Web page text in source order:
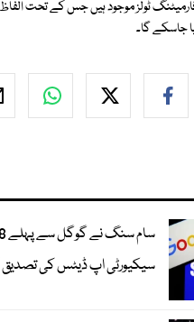
ٹولز موجود ہیں جس کے تحت
جاسکے گا۔
سیکیورٹی اپ ڈیٹس کی